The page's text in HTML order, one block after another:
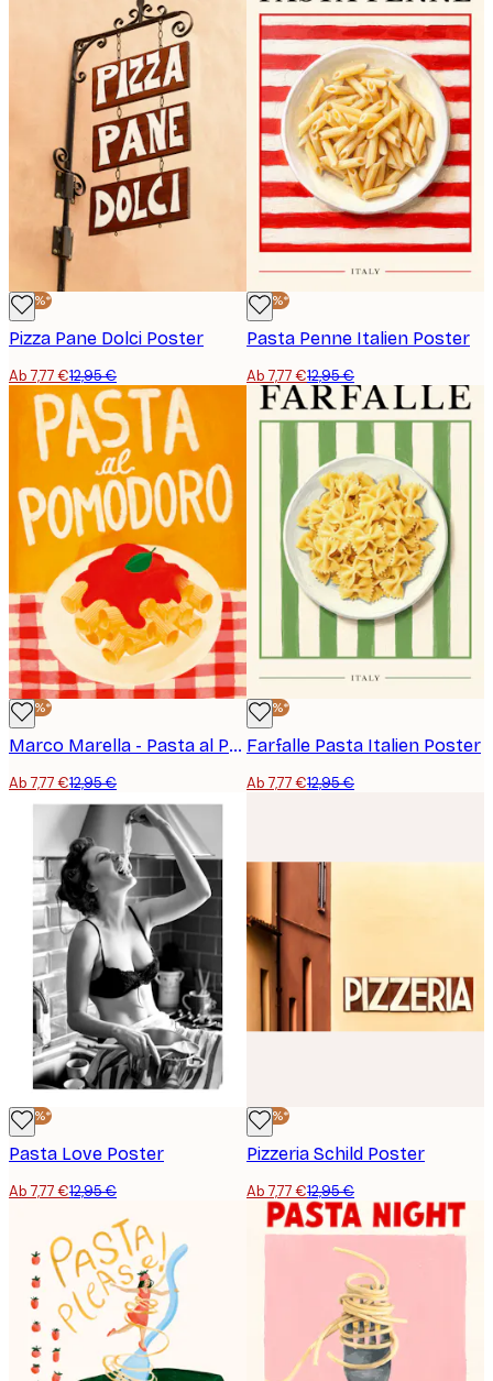
-40%*
Pizza Pane Dolci Poster
Ab 7,77 €12,95 €
-40%*
Pasta Penne Italien Poster
Ab 7,77 €12,95 €
-40%*
Marco Marella - Pasta al Pomodoro Poster
Ab 7,77 €12,95 €
-40%*
Farfalle Pasta Italien Poster
Ab 7,77 €12,95 €
-40%*
Pasta Love Poster
Ab 7,77 €12,95 €
-40%*
Pizzeria Schild Poster
Ab 7,77 €12,95 €